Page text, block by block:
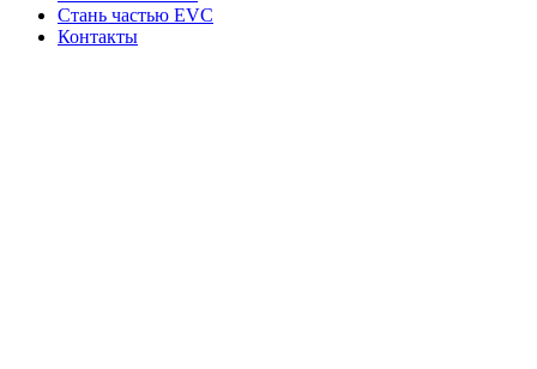
Стань частью EVC
Контакты